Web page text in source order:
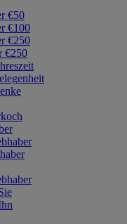
€50
€100
€250
€250